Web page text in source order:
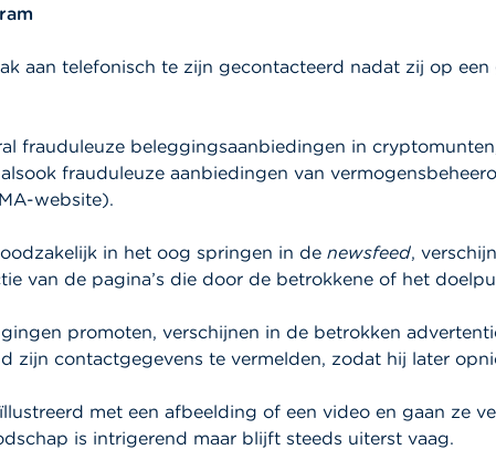
aan telefonisch te zijn gecontacteerd nadat zij op
frauduleuze beleggingsaanbiedingen in
frauduleuze aanbiedingen van
website).
in het oog springen in de newsfeed,
van de pagina’s die door de betrokkene of het
promoten, verschijnen in de betrokken
zijn contactgegevens te vermelden, zodat hij later
met een afbeelding of een video en gaan ze
is intrigerend maar blijft steeds uiterst vaag.